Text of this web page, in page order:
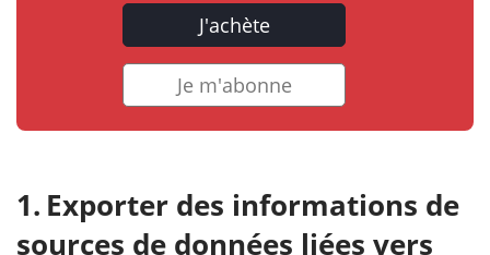
J'achète
Je m'abonne
Exporter des informations de
sources de données liées vers